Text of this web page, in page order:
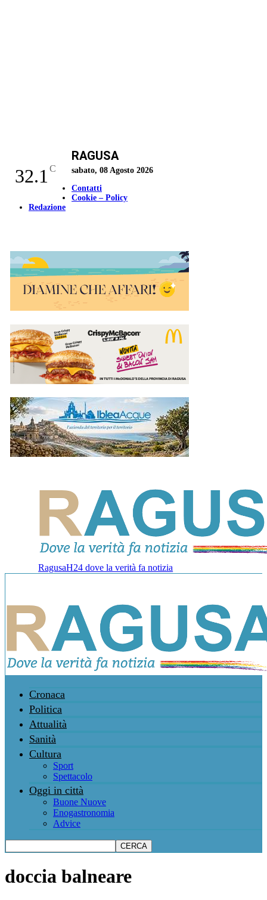
32.1 C
RAGUSA
sabato, 08 Agosto 2026
Contatti
Cookie – Policy
Redazione
RagusaH24 dove la verità fa notizia
Cronaca
Politica
Attualità
Sanità
Cultura
Sport
Spettacolo
Oggi in città
Buone Nuove
Enogastronomia
Advice
doccia balneare